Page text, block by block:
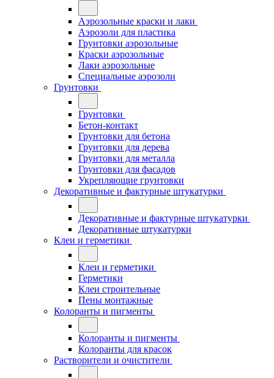
Аэрозольные краски и лаки
Аэрозоли для пластика
Грунтовки аэрозольные
Краски аэрозольные
Лаки аэрозольные
Специальные аэрозоли
Грунтовки
Грунтовки
Бетон-контакт
Грунтовки для бетона
Грунтовки для дерева
Грунтовки для металла
Грунтовки для фасадов
Укрепляющие грунтовки
Декоративные и фактурные штукатурки
Декоративные и фактурные штукатурки
Декоративные штукатурки
Клеи и герметики
Клеи и герметики
Герметики
Клеи строительные
Пены монтажные
Колоранты и пигменты
Колоранты и пигменты
Колоранты для красок
Растворители и очистители